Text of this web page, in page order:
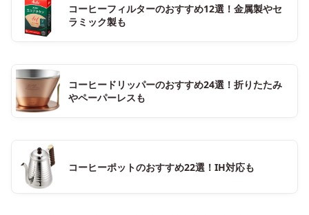
コーヒーフィルターのおすすめ12選！金属製やセ
ラミック製も
コーヒードリッパーのおすすめ24選！折りたたみ
やペーパーレスも
コーヒーポットのおすすめ22選！IH対応も